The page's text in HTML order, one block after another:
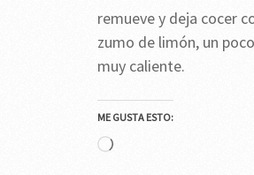
remueve y deja cocer
zumo de limón, un
muy caliente.
ME GUSTA ESTO:
Cargando...